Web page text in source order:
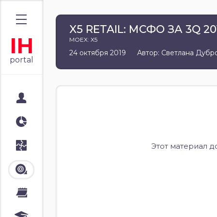
IH
portal
Лента
X5 RETAIL: МСФО ЗА 3Q
MOEX: X5
24 октября 2019 Автор: Светлана
Этот материал